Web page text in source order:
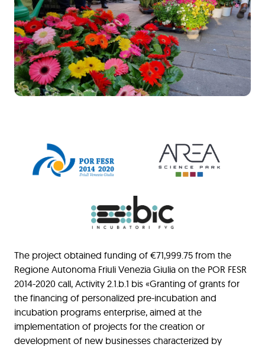
The project obtained funding of €71,999.75 from the
Regione Autonoma Friuli Venezia Giulia on the POR FESR
2014-2020 call, Activity 2.1.b.1 bis «Granting of grants for
the financing of personalized pre-incubation and
incubation programs enterprise, aimed at the
implementation of projects for the creation or
development of new businesses characterized by